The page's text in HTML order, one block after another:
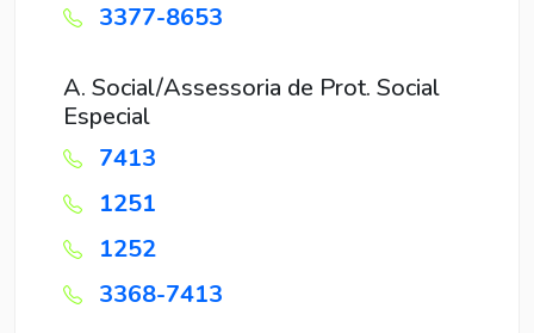
3377-8653
A. Social/Assessoria de Prot. Social
Especial
7413
1251
1252
3368-7413